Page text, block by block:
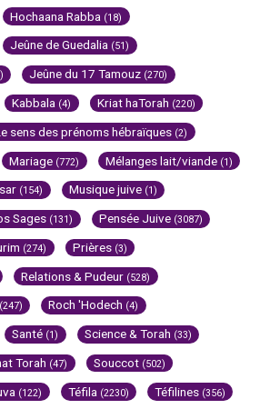
Hochaana Rabba (18)
Jeûne de Guedalia (51)
Jeûne du 17 Tamouz (270)
Kabbala (4) Kriat haTorah (220)
sens des prénoms hébraïques (2)
Mariage (772) Mélanges lait/viande (1)
(154) Musique juive (1)
Sages (131) Pensée Juive (3087)
(274) Prières (3)
Relations & Pudeur (528)
(247) Roch 'Hodech (4)
Santé (1) Science & Torah (33)
Torah (47) Souccot (502)
(122) Téfila (2230) Téfilines (356)